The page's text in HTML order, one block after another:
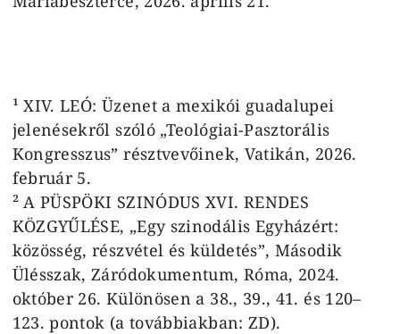
¹ XIV. LEÓ: Üzenet a mexikói guadalupei
jelenésekről szóló „Teológiai-Pasztorális
Kongresszus” résztvevőinek, Vatikán, 2026.
február 5.
² A PÜSPÖKI SZINÓDUS XVI. RENDES
KÖZGYŰLÉSE, „Egy szinodális Egyházért:
közösség, részvétel és küldetés”, Második
Ülésszak, Záródokumentum, Róma, 2024.
október 26. Különösen a 38., 39., 41. és 120–
123. pontok (a továbbiakban: ZD).